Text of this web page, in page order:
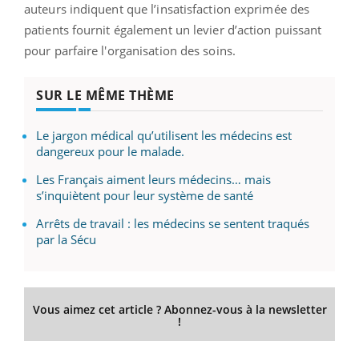
auteurs indiquent que l’insatisfaction exprimée des
patients fournit également un levier d’action puissant
pour parfaire l'organisation des soins.
SUR LE MÊME THÈME
Le jargon médical qu’utilisent les médecins est
dangereux pour le malade.
Les Français aiment leurs médecins… mais
s’inquiètent pour leur système de santé
Arrêts de travail : les médecins se sentent traqués
par la Sécu
Vous aimez cet article ? Abonnez-vous à la newsletter
!